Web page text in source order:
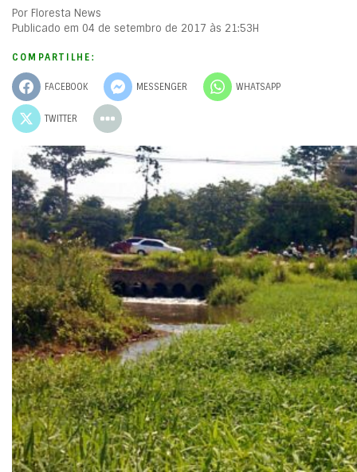
Por Floresta News
Publicado em 04 de setembro de 2017 às 21:53H
COMPARTILHE:
FACEBOOK MESSENGER WHATSAPP
TWITTER